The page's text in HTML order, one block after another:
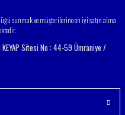
sunmak ve müşterilerine en iyi satın alma
KEYAP Sitesi No : 44-59 Ümraniye /